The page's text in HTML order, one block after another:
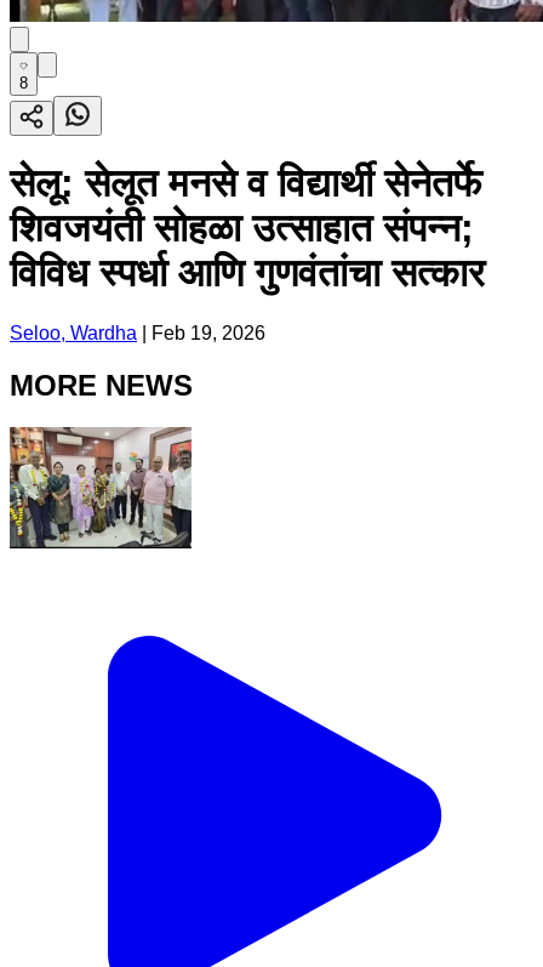
8
सेलू: सेलूत मनसे व विद्यार्थी सेनेतर्फे
शिवजयंती सोहळा उत्साहात संपन्न;
विविध स्पर्धा आणि गुणवंतांचा सत्कार
Seloo, Wardha Feb 19, 2026
MORE NEWS